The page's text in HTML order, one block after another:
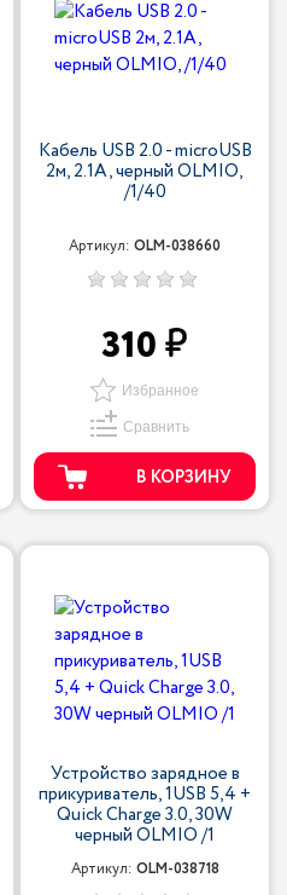
Кабель USB 2.0 - microUSB
2м, 2.1A, черный OLMIO,
/1/40
Артикул: OLM-038660
310
Избранное
Сравнить
В КОРЗИНУ
Устройство зарядное в
прикуриватель, 1USB 5,4 +
Quick Charge 3.0, 30W
черный OLMIO /1
Артикул: OLM-038718